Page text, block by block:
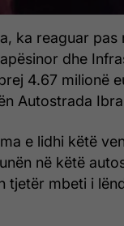
ka reaguar pas
dhe
4.67 milionë
Autostrada
e lidhi këtë
në këtë
tjetër mbeti i